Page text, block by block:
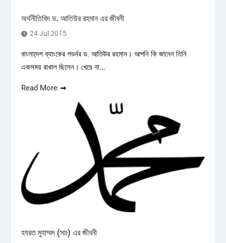
অর্থনীতিবিদ ড. আতিউর রহমান এর জীবনী
24 Jul 2015
বাংলাদেশ ব্যাংকের গভর্নর ড. আতিউর রহমান। আপনি কি জানেন তিনি
একসময় রাখাল ছিলেন। খেয়ে না...
Read More
হযরত মুহাম্মদ (সাঃ) এর জীবনী